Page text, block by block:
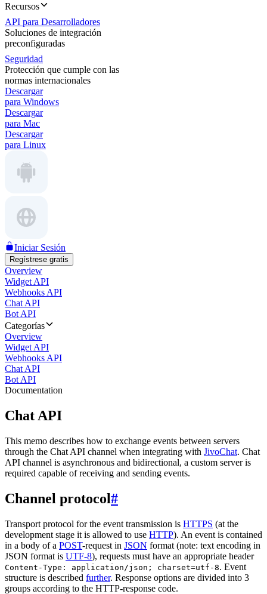
Recursos
API para Desarrolladores
Soluciones de integración
preconfiguradas
Seguridad
Protección que cumple con las
normas internacionales
Descargar
para Windows
Descargar
para Mac
Descargar
para Linux
Iniciar Sesión
Regístrese gratis
Overview
Widget API
Webhooks API
Chat API
Bot API
Categorías
Overview
Widget API
Webhooks API
Chat API
Bot API
Documentation
Chat API
This memo describes how to exchange events between servers
through the Chat API channel when integrating with JivoChat. Chat
API channel is asynchronous and bidirectional, a custom server is
required capable of receiving and sending events.
Channel protocol#
Transport protocol for the event transmission is HTTPS (at the
development stage it is allowed to use HTTP). An event is contained
in a body of a POST-request in JSON format (note: text encoding in
JSON format is UTF-8), requests must have an appropriate header
Content-Type: application/json; charset=utf-8. Event
structure is described further. Response options are divided into 3
groups according to the HTTP-response code.